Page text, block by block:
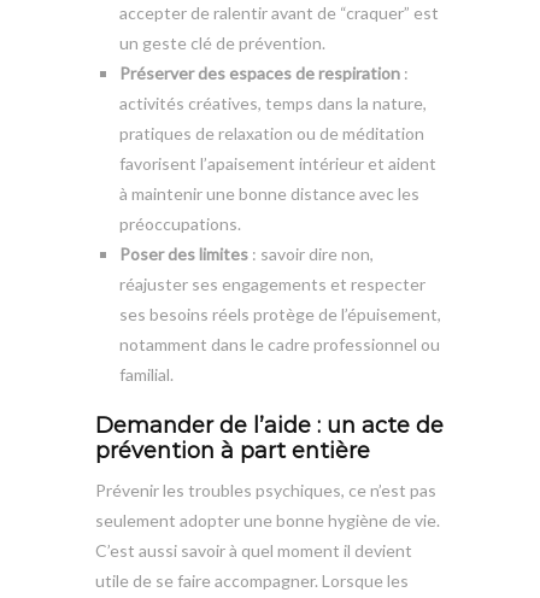
accepter de ralentir avant de “craquer” est
un geste clé de prévention.
Préserver des espaces de respiration :
activités créatives, temps dans la nature,
pratiques de relaxation ou de méditation
favorisent l’apaisement intérieur et aident
à maintenir une bonne distance avec les
préoccupations.
Poser des limites : savoir dire non,
réajuster ses engagements et respecter
ses besoins réels protège de l’épuisement,
notamment dans le cadre professionnel ou
familial.
Demander de l’aide : un acte de
prévention à part entière
Prévenir les troubles psychiques, ce n’est pas
seulement adopter une bonne hygiène de vie.
C’est aussi savoir à quel moment il devient
utile de se faire accompagner. Lorsque les